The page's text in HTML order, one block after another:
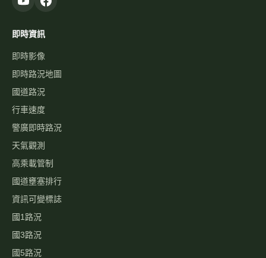
即時資訊
即時影像
即時路況地圖
國道路況
行車速度
警廣即時路況
天氣觀測
高乘載管制
國道壅塞排行
資訊可變標誌
國1路況
國3路況
國5路況